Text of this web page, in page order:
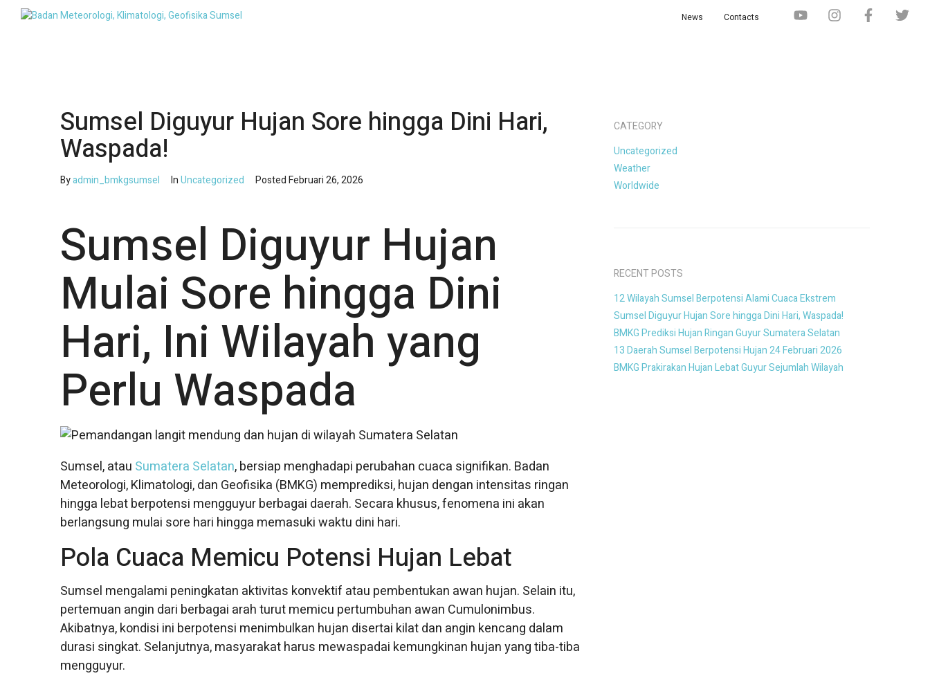
News Contacts
Sumsel Diguyur Hujan Sore hingga Dini Hari,
Waspada!
Byadmin_bmkgsumsel InUncategorized PostedFebruari 26, 2026
Sumsel Diguyur Hujan
Mulai Sore hingga Dini
Hari, Ini Wilayah yang
Perlu Waspada
Sumsel, atau Sumatera Selatan, bersiap menghadapi perubahan cuaca signifikan. Badan
Meteorologi, Klimatologi, dan Geofisika (BMKG) memprediksi, hujan dengan intensitas ringan
hingga lebat berpotensi mengguyur berbagai daerah. Secara khusus, fenomena ini akan
berlangsung mulai sore hari hingga memasuki waktu dini hari.
Pola Cuaca Memicu Potensi Hujan Lebat
Sumsel mengalami peningkatan aktivitas konvektif atau pembentukan awan hujan. Selain itu,
pertemuan angin dari berbagai arah turut memicu pertumbuhan awan Cumulonimbus.
Akibatnya, kondisi ini berpotensi menimbulkan hujan disertai kilat dan angin kencang dalam
durasi singkat. Selanjutnya, masyarakat harus mewaspadai kemungkinan hujan yang tiba-tiba
mengguyur.
CATEGORY
Uncategorized
Weather
Worldwide
RECENT POSTS
12 Wilayah Sumsel Berpotensi Alami Cuaca Ekstrem
Sumsel Diguyur Hujan Sore hingga Dini Hari, Waspada!
BMKG Prediksi Hujan Ringan Guyur Sumatera Selatan
13 Daerah Sumsel Berpotensi Hujan 24 Februari 2026
BMKG Prakirakan Hujan Lebat Guyur Sejumlah Wilayah